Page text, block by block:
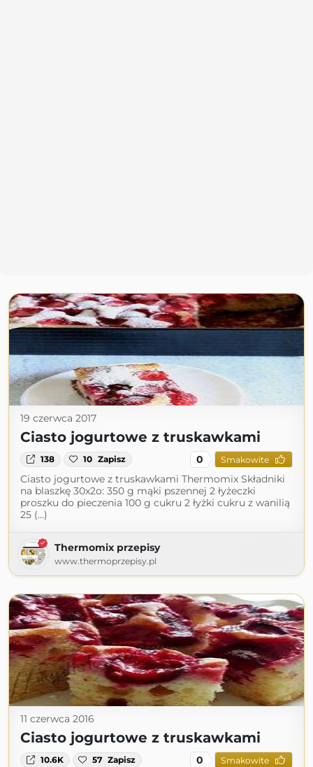
19 czerwca 2017
Ciasto jogurtowe z truskawkami
138 10 Zapisz 0 Smakowite
Ciasto jogurtowe z truskawkami Thermomix Składniki
na blaszkę 30x2o: 350 g mąki pszennej 2 łyżeczki
proszku do pieczenia 100 g cukru 2 łyżki cukru z wanilią
25 (...)
Thermomix przepisy
www.thermoprzepisy.pl
11 czerwca 2016
Ciasto jogurtowe z truskawkami
10.6K 57 Zapisz 0 Smakowite